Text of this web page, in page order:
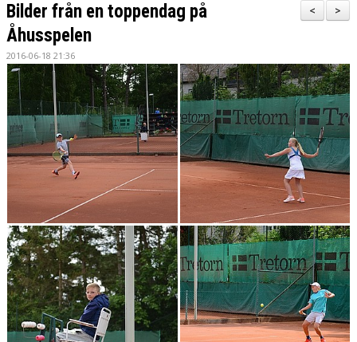
ANMÄLAN AKTIVITET
KALENDER
GYM
KÖP KLUBBKLÄDER
ÅTK TRÄNINGSVERKSAMHET
>
<
Bilder från en toppendag på
Åhusspelen
2016-06-18 21:36